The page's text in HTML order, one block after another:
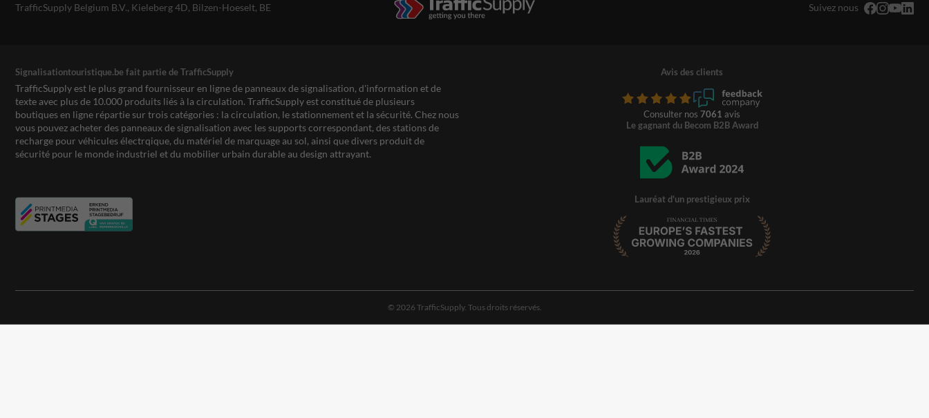
TrafficSupply Belgium B.V., Kieleberg 4D, Bilzen-Hoeselt, BE Suivez nous
Signalisationtouristique.be fait partie de TrafficSupply
TrafficSupply est le plus grand fournisseur en ligne de panneaux de signalisation, d'information et de
texte avec plus de 10.000 produits liés à la circulation. TrafficSupply est constitué de plusieurs
boutiques en ligne répartie sur trois catégories : la circulation, le stationnement et la sécurité. Chez nous
vous pouvez acheter des panneaux de signalisation avec les supports correspondant, des stations de
recharge pour véhicules électrqique, du matériel de marquage au sol, ainsi que divers produit de
sécurité pour le monde industriel et du mobilier urbain durable au design attrayant.
Avis des clients
Consulter nos 7061 avis
Le gagnant du Becom B2B Award
Lauréat d'un prestigieux prix
© 2026 TrafficSupply. Tous droits réservés.